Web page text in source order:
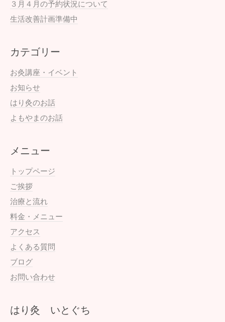
３月４月の予約状況について
生活改善計画準備中
カテゴリー
お灸講座・イベント
お知らせ
はり灸のお話
よもやまのお話
メニュー
トップページ
ご挨拶
治療と流れ
料金・メニュー
アクセス
よくある質問
ブログ
お問い合わせ
はり灸 いとぐち